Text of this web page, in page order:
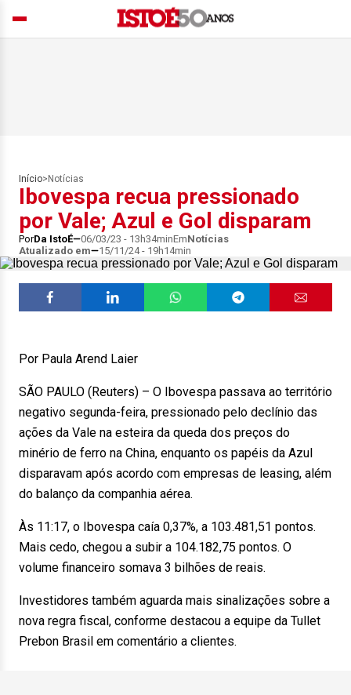
Início> Notícias
Ibovespa recua pressionado
por Vale; Azul e Gol disparam
PorDa IstoÉ 06/03/23 - 13h34minEmNotícias
Atualizado em
15/11/24 - 19h14min
Por Paula Arend Laier
SÃO PAULO (Reuters) – O Ibovespa passava ao território
negativo segunda-feira, pressionado pelo declínio das
ações da Vale na esteira da queda dos preços do
minério de ferro na China, enquanto os papéis da Azul
disparavam após acordo com empresas de leasing, além
do balanço da companhia aérea.
Às 11:17, o Ibovespa caía 0,37%, a 103.481,51 pontos.
Mais cedo, chegou a subir a 104.182,75 pontos. O
volume financeiro somava 3 bilhões de reais.
Investidores também aguarda mais sinalizações sobre a
nova regra fiscal, conforme destacou a equipe da Tullet
Prebon Brasil em comentário a clientes.